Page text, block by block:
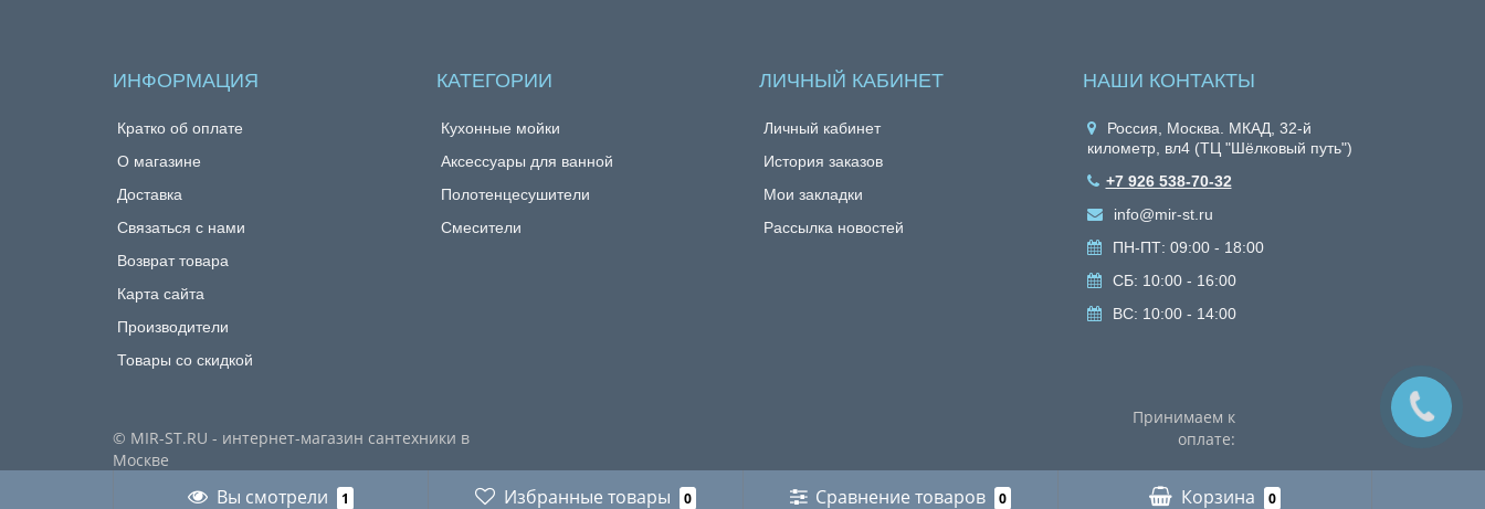
ИНФОРМАЦИЯ
Кратко об оплате
О магазине
Доставка
Связаться с нами
Возврат товара
Карта сайта
Производители
Товары со скидкой
КАТЕГОРИИ
Кухонные мойки
Аксессуары для ванной
Полотенцесушители
Смесители
ЛИЧНЫЙ КАБИНЕТ
Личный кабинет
История заказов
Мои закладки
Рассылка новостей
НАШИ КОНТАКТЫ
Россия, Москва. МКАД, 32-й
километр, вл4 (ТЦ "Шёлковый путь")
+7 926 538-70-32
info@mir-st.ru
ПН-ПТ: 09:00 - 18:00
СБ: 10:00 - 16:00
ВС: 10:00 - 14:00
© MIR-ST.RU - интернет-магазин сантехники в
Москве
Принимаем к
оплате:
Вы смотрели 1 Избранные товары 0 Сравнение товаров 0 Корзина 0